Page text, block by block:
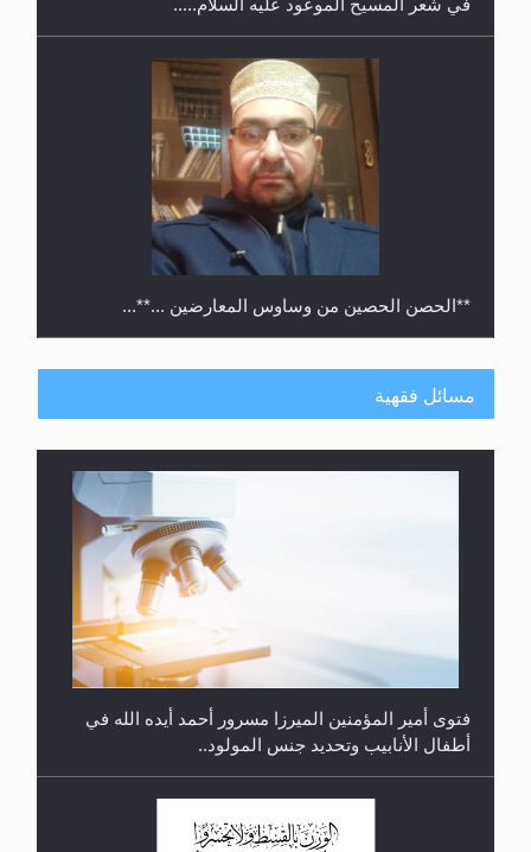
**الحصن الحصين من وساوس المعارضين ...**...
مسائل فقهية
فتوى أمير المؤمنين الميرزا مسرور أحمد أيده الله في
أطفال الأنابيب وتحديد جنس المولود..